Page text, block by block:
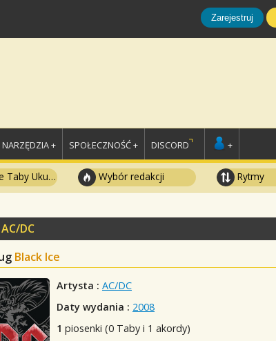
Zarejestruj
NARZĘDZIA + SPOŁECZNOŚĆ + DISCORD +
Ukulele Wybór redakcji Rytmy
AC/DC
Black Ice
Artysta : AC/DC
Daty wydania : 2008
1 piosenki (0 Taby i 1 akordy)